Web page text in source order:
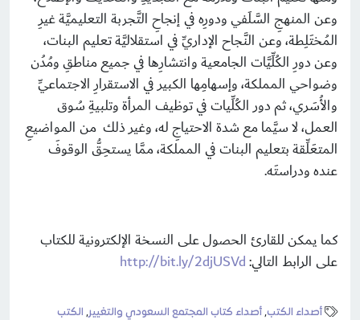
وعن المنهجِ السَّلَفي ودورِه في إنجاحِ التَّجربة التعليميَّة غيرِ
المُختَلِطة، وعن النَّجاح الإداريِّ في استقلاليَّة تعليم البنات،
وعن دورِ الكُلِّيَّات الجامعية وانتشارِها في جميع مناطقِ ومُدُن
وضواحي المملكة، وإسهامِها الكبير في الاستقرارِ الاجتماعيِّ
والأُسَري، ثم دور الكُلِّيات في توظيف المرأة وتلبيةِ سُوق
العمل، لا سيَّما مع شدة الاحتياجِ له، وغير ذلك من المواضيعِ
المتعَلِّقة بتعليم البنات في المملكة، ممَّا يستحِقُّ الوقوفَ
عنده ودراستَه.
كما يمكن للقارئ الحصول على النسخة الإلكترونية للكتاب
على الرابط التالي:http://bit.ly/2djUSVd
أصداء الكتب,أصداء كتاب المجتمع السعودي والتغيير, الكتب